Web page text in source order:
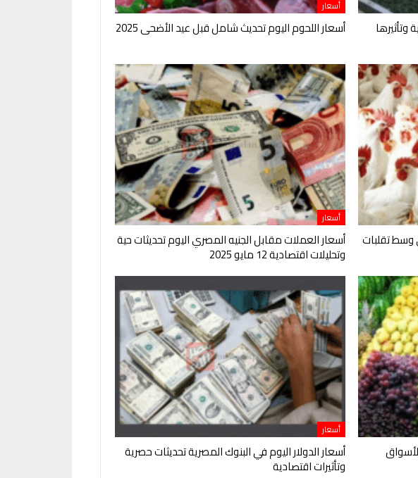
وتأثيرها
أسعار
أسعار اللحوم اليوم تحديث شامل قبل عيد الأضحى 2025
وسط تقلبات
أسعار
أسعار العملات مقابل الجنيه المصري اليوم تحديثات حية
وتحليلات اقتصادية 12 مايو 2025
أسعار
أسعار الدولار اليوم في البنوك المصرية تحديثات حصرية
وتأثيرات اقتصادية